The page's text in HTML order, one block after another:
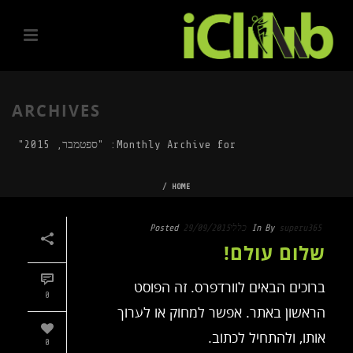
ARCHIVES
Monthly Archive for: "ספטמבר, 2015"
HOME
/
0
0
By superu365
In כללי Posted 29/09/2015
שלום עולם!
ברוכים הבאים לוורדפרס. זה הפוסט
הראשון באתר. אפשר למחוק או לערוך
אותו, ולהתחיל לכתוב.